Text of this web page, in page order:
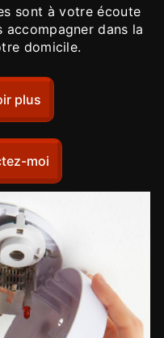
sont à votre écoute
dans la
domicile.
plus
moi